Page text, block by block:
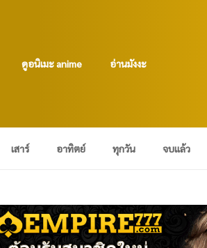
ดูอนิเมะ anime อ่านมังงะ
เสาร์ อาทิตย์ ทุกวัน จบแล้ว